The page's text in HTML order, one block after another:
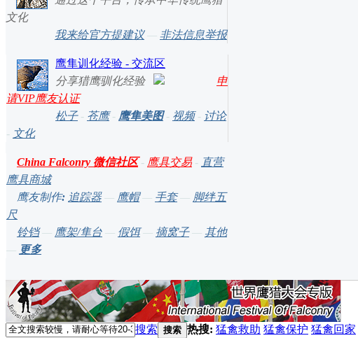
文化
我来给官方提建议— 非法信息举报
鹰隼训化经验 - 交流区
分享猎鹰驯化经验
申
请VIP鹰友认证
松子- 苍鹰- 鹰隼美图- 视频- 讨论
- 文化
China Falconry 微信社区- 鹰具交易- 直营
鹰具商城
鹰友制作: 追踪器— 鹰帽— 手套— 脚绊五
尺
铃铛— 鹰架/隼台 — 假饵— 摘窝子— 其他
— 更多
搜索 搜索 热搜: 猛禽救助 猛禽保护 猛禽回家